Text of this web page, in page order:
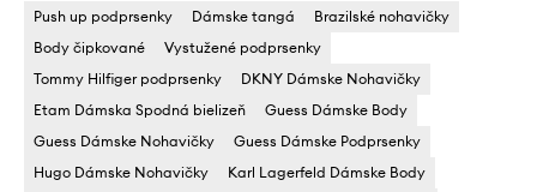
Push up podprsenky Dámske tangá
Brazilské nohavičky
Body čipkované
Vystužené podprsenky
Tommy Hilfiger podprsenky
DKNY Dámske Nohavičky
Etam Dámska Spodná bielizeň
Guess Dámske Body
Guess Dámske Nohavičky
Guess Dámske Podprsenky
Hugo Dámske Nohavičky
Karl Lagerfeld Dámske Body